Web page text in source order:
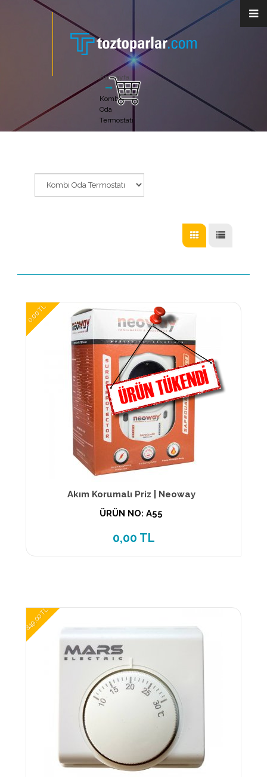
Anasayfa
Kombi
Oda
Termostatı
0,00 TL
Akım Korumalı Priz | Neoway
ÜRÜN NO: A55
0,00 TL
849,00 TL